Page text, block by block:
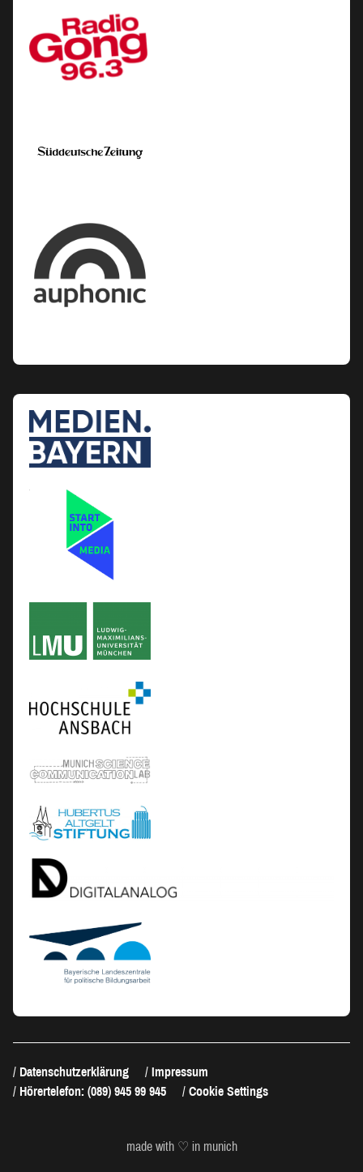
Datenschutzerklärung
Impressum
Hörertelefon: (089) 945 99 945
Cookie Settings
made with ♡ in munich